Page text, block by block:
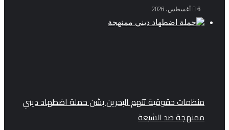
6 أغسطس، 2026
منظمات حقوقية تتهم البحرين بشن حملة اضطهاد ديني
ممنهجة ضد الشيعة